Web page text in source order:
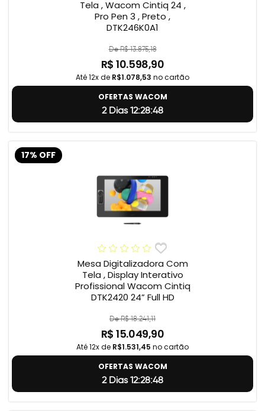
Tela , Wacom Cintiq 24 ,
Pro Pen 3 , Preto ,
DTK246K0A1
De R$ 13.875,18
R$ 10.598,90
Até 12x de R$1.078,53 no cartão
OFERTAS WACOM
2 Dias 12:28:47
17% OFF
Mesa Digitalizadora Com
Tela , Display Interativo
Profissional Wacom Cintiq
DTK2420 24” Full HD
De R$ 18.241,11
R$ 15.049,90
Até 12x de R$1.531,45 no cartão
OFERTAS WACOM
2 Dias 12:28:47